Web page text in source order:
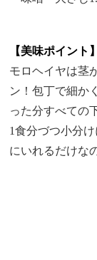
【美味ポイント】
モロヘイヤは茎
ン！包丁で細か
った分すべての
1食分づつ小分
にいれるだけな